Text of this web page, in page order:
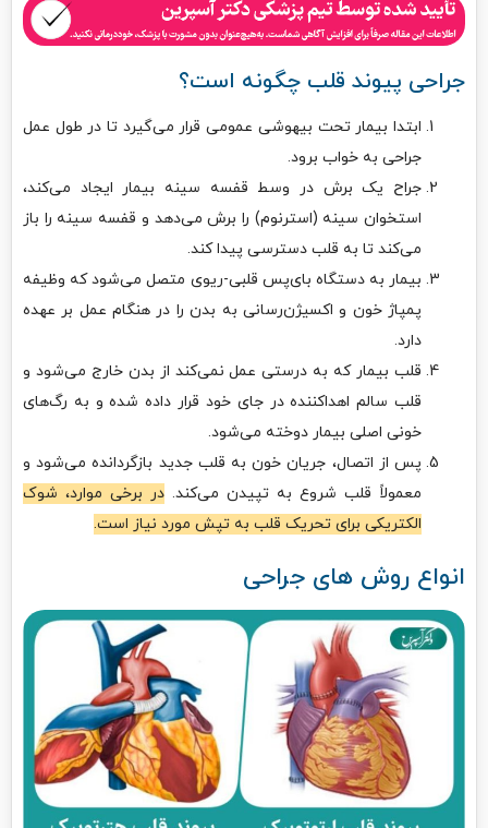
جراحی پیوند قلب چگونه است؟
ابتدا بیمار تحت بیهوشی عمومی قرار می‌گیرد تا در طول عمل
جراحی به خواب برود.
جراح یک برش در وسط قفسه سینه بیمار ایجاد می‌کند،
استخوان سینه (استرنوم) را برش می‌دهد و قفسه سینه را باز
می‌کند تا به قلب دسترسی پیدا کند.
بیمار به دستگاه بای‌پس قلبی-ریوی متصل می‌شود که وظیفه
پمپاژ خون و اکسیژن‌رسانی به بدن را در هنگام عمل بر عهده
دارد.
قلب بیمار که به درستی عمل نمی‌کند از بدن خارج می‌شود و
قلب سالم اهداکننده در جای خود قرار داده شده و به رگ‌های
خونی اصلی بیمار دوخته می‌شود.
پس از اتصال، جریان خون به قلب جدید بازگردانده می‌شود و
معمولاً قلب شروع به تپیدن می‌کند. در برخی موارد، شوک
الکتریکی برای تحریک قلب به تپش مورد نیاز است.
انواع روش های جراحی